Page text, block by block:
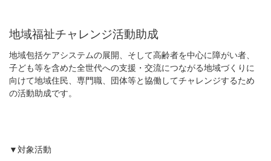
地域福祉チャレンジ活動助成
地域包括ケアシステムの展開、そして高齢者を中心に障がい者、
子ども等を含めた全世代への支援・交流につながる地域づくりに
向けて地域住民、専門職、団体等と協働してチャレンジするため
の活動助成です。
▼対象活動